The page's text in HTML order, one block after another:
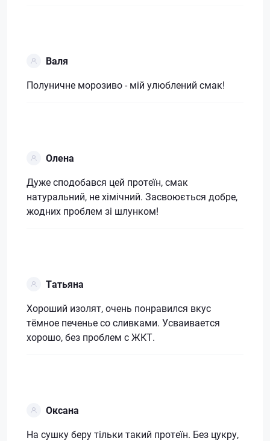
Валя
Полуничне морозиво - мій улюблений смак!
Олена
Дуже сподобався цей протеїн, смак
натуральний, не хімічний. Засвоюється добре,
жодних проблем зі шлунком!
Татьяна
Хороший изолят, очень понравился вкус
тёмное печенье со сливками. Усваивается
хорошо, без проблем с ЖКТ.
Оксана
На сушку беру тільки такий протеїн. Без цукру,